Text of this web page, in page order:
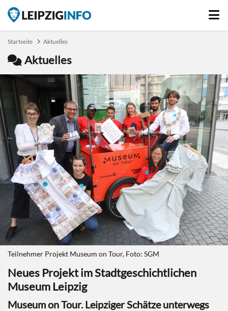
Startseite Aktuelles
Aktuelles
Teilnehmer Projekt Museum on Tour, Foto: SGM
Neues Projekt im Stadtgeschichtlichen
Museum Leipzig
Museum on Tour. Leipziger Schätze unterwegs